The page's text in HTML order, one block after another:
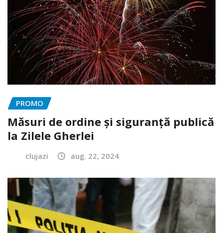
PROMO
Măsuri de ordine și siguranță publică
la Zilele Gherlei
clujazi aug. 22, 2024